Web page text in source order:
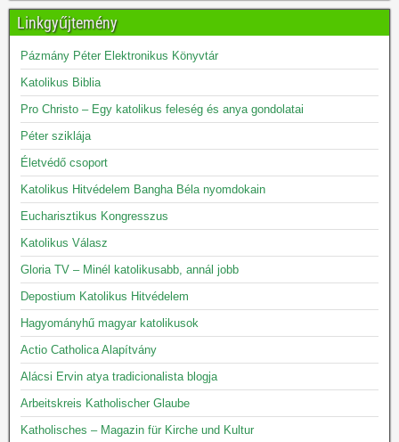
Linkgyűjtemény
Pázmány Péter Elektronikus Könyvtár
Katolikus Biblia
Pro Christo – Egy katolikus feleség és anya gondolatai
Péter sziklája
Életvédő csoport
Katolikus Hitvédelem Bangha Béla nyomdokain
Eucharisztikus Kongresszus
Katolikus Válasz
Gloria TV – Minél katolikusabb, annál jobb
Depostium Katolikus Hitvédelem
Hagyományhű magyar katolikusok
Actio Catholica Alapítvány
Alácsi Ervin atya tradicionalista blogja
Arbeitskreis Katholischer Glaube
Katholisches – Magazin für Kirche und Kultur